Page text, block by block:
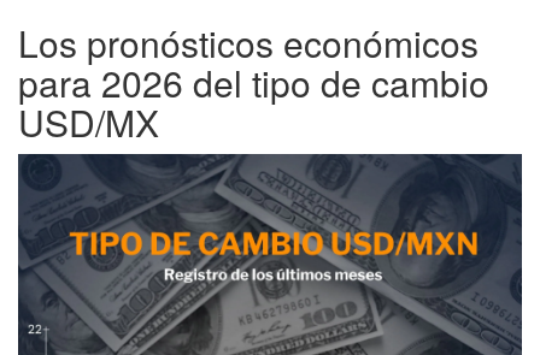
Los pronósticos económicos
para 2026 del tipo de cambio
USD/MX